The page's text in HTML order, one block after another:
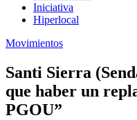
Iniciativa
Hiperlocal
Movimientos
Santi Sierra
que haber un
PGOU”